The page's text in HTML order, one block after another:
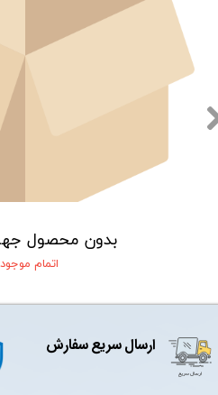
بدون محصول
اتمام
ارسال سریع سفارش